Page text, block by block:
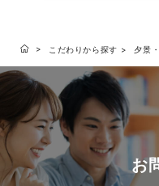
こだわりから探す 夕景
お